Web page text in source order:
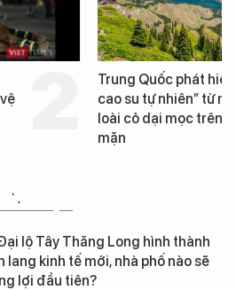
“mỏ
một
đất
Loạt dự án
Đà Nẵng sắp
lộ Tây Thăng Long hình thành
lang kinh tế mới, nhà phố nào sẽ
lợi đầu tiên?